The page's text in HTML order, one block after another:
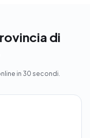
di
in 30 secondi.